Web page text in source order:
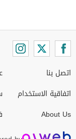
اتصل بنا
اتفاقية الاستخدام
About Us